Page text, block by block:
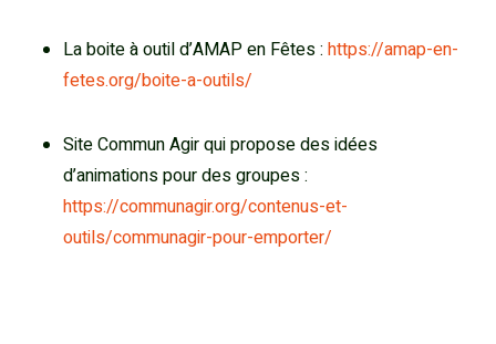
La boite à outil d’AMAP en Fêtes : https://amap-en-
fetes.org/boite-a-outils/
Site Commun Agir qui propose des idées
d’animations pour des groupes :
https://communagir.org/contenus-et-
outils/communagir-pour-emporter/